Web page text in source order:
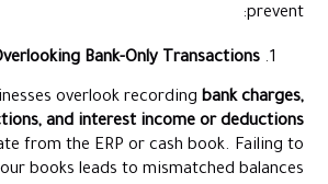
prevent:
Bank-Only Transactions
overlook recording bank charges,
and interest income or deductions
from the ERP or cash book. Failing to
books leads to mismatched balances